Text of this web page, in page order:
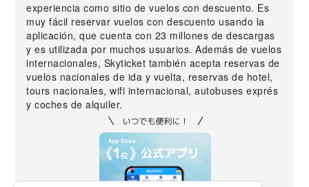
experiencia como sitio de vuelos con descuento. Es
muy fácil reservar vuelos con descuento usando la
aplicación, que cuenta con 23 millones de descargas
y es utilizada por muchos usuarios. Además de vuelos
internacionales, Skyticket también acepta reservas de
vuelos nacionales de ida y vuelta, reservas de hotel,
tours nacionales, wifi internacional, autobuses exprés
y coches de alquiler.